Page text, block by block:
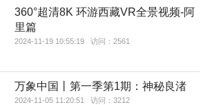
360°超清8K 环游西藏VR全景视频-阿
里篇
2024-11-19 10:55:19 访问：2561
万象中国丨第一季第1期：神秘良渚
2024-11-05 11:20:51 访问：3212